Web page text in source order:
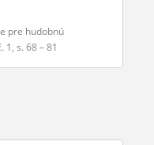
pre hudobnú
1, s. 68 – 81